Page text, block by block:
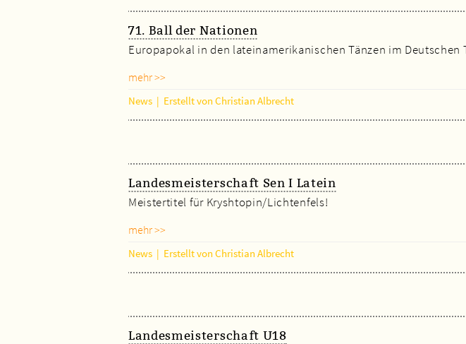
71. Ball der Nationen
Europapokal in den lateinamerikanischen Tänzen im Deutschen
mehr >>
News | Erstellt von Christian Albrecht
Landesmeisterschaft Sen I Latein
Meistertitel für Kryshtopin/Lichtenfels!
mehr >>
News | Erstellt von Christian Albrecht
Landesmeisterschaft U18